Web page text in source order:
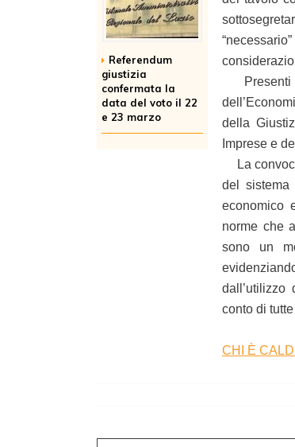
Referendum
giustizia
confermata la
data del voto il 22
e 23 marzo
Presenti
della
Imprese e
La
del sistema
economico
norme che
sono un
dall’utilizzo
conto di
CHI È